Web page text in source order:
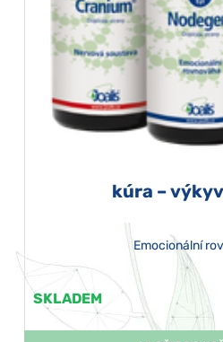
kúra –
Emocionální
SKLADEM